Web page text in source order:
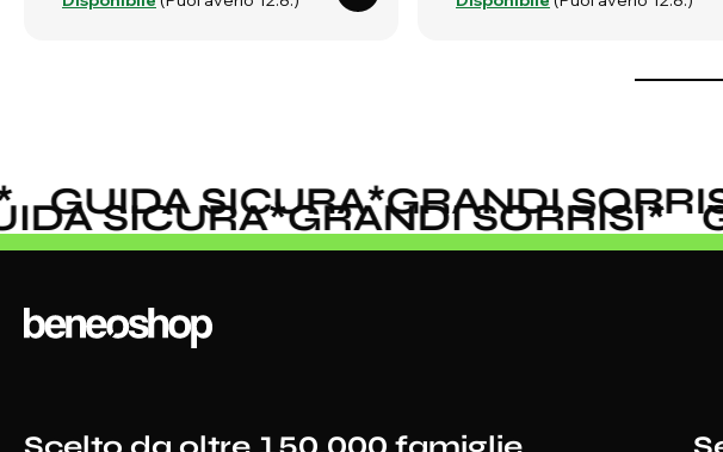
GUIDA SICURA*GRANDI SORRISI
SICURA*GRANDI SORRISI*